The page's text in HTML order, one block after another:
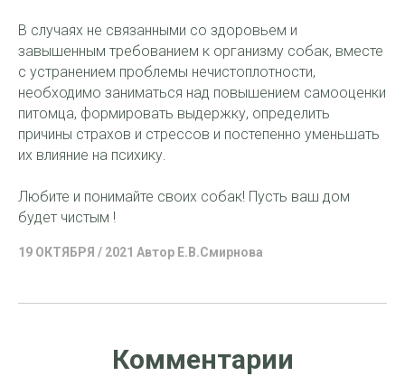
В случаях не связанными со здоровьем и
завышенным требованием к организму собак, вместе
с устранением проблемы нечистоплотности,
необходимо заниматься над повышением самооценки
питомца, формировать выдержку, определить
причины страхов и стрессов и постепенно уменьшать
их влияние на психику.
Любите и понимайте своих собак! Пусть ваш дом
будет чистым !
19 ОКТЯБРЯ / 2021 Автор E.В.Смирнова
Комментарии